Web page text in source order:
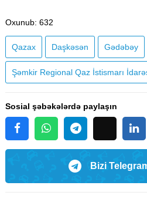
Oxunub: 632
Qazax Daşkəsən Gədəbəy
Şəmkir Regional Qaz İstismarı
Sosial şəbəkələrdə paylaşın
Bizi